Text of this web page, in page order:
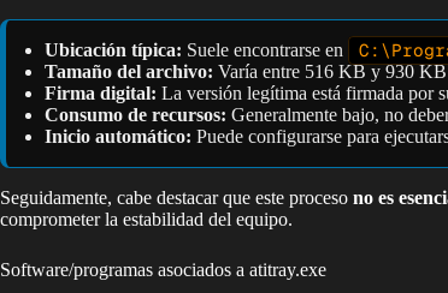
Ubicación típica: Suele encontrarse en
Tamaño del archivo: Varía entre 516 KB y 930 KB
Firma digital: La versión legítima está firmada por
Consumo de recursos: Generalmente bajo, no
Inicio automático: Puede configurarse para
Seguidamente, cabe destacar que este proceso no es
comprometer la estabilidad del equipo.
Software/programas asociados a atitray.exe